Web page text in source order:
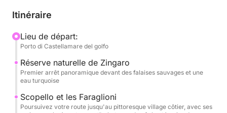
mer : baignade dans les eaux cristallines, farniente
au soleil et anecdotes locales vous attendent.
Un déjeuner composé de produits typiquement
siciliens vous sera servi à bord, accompagné de
boissons rafraîchissantes, pour une immersion totale
dans les saveurs authentiques de la tradition locale.
Itinéraire
Lieu de départ:
Porto di Castellamare del golfo
Réserve naturelle de Zingaro
Premier arrêt panoramique devant des falaises sauvages et une
eau turquoise
Scopello et les Faraglioni
Poursuivez votre route jusqu'au pittoresque village côtier, avec ses